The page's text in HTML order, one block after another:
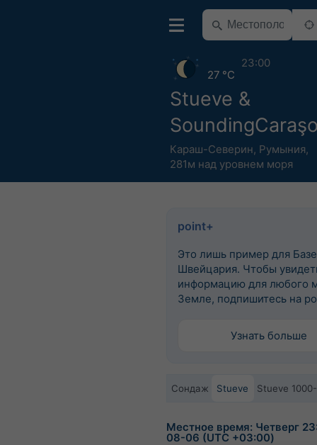
Stueve &
Караш-Северин, Румыния,
281м над уровнем моря
27 °C
23:00
point+
Это лишь пример для
Швейцария. Чтобы
информацию для любого
Земле, подпишитесь на
Узнать больше
Сондаж Stueve Stueve
Местное время: Четверг
08-06 (UTC +03:00)